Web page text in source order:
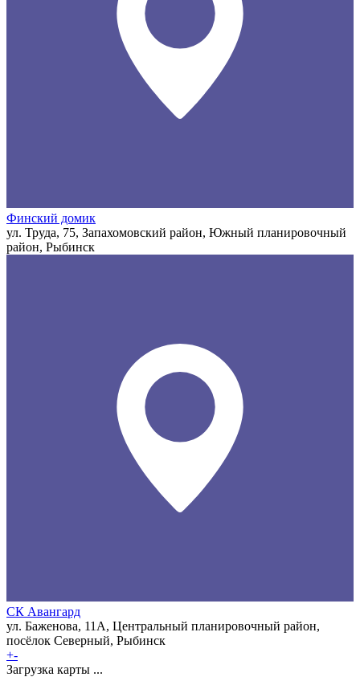
Финский домик
ул. Труда, 75, Запахомовский район, Южный планировочный
район, Рыбинск
СК Авангард
ул. Баженова, 11А, Центральный планировочный район,
посёлок Северный, Рыбинск
+-
Загрузка карты ...